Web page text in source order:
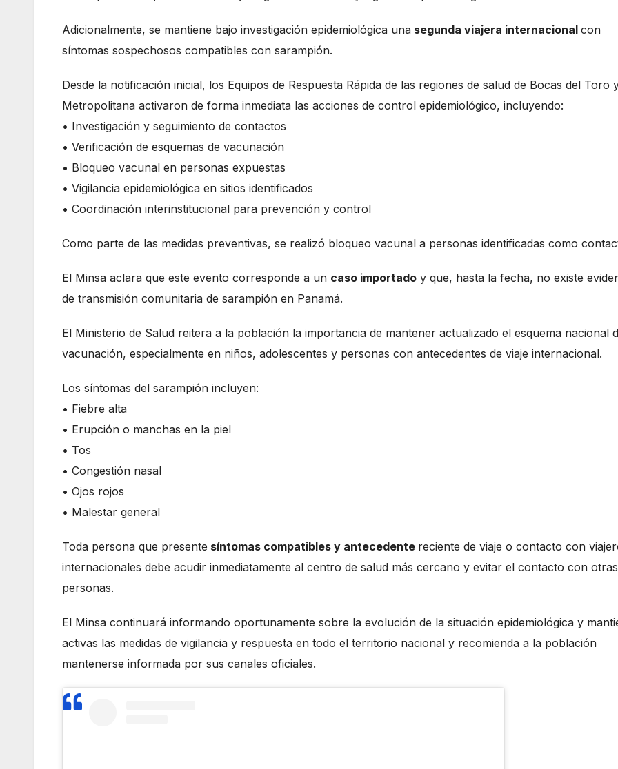
Adicionalmente, se mantiene bajo investigación epidemiológica una segunda viajera internacional con
síntomas sospechosos compatibles con sarampión.
Desde la notificación inicial, los Equipos de Respuesta Rápida de las regiones de salud de Bocas del Toro
Metropolitana activaron de forma inmediata las acciones de control epidemiológico, incluyendo:
• Investigación y seguimiento de contactos
• Verificación de esquemas de vacunación
• Bloqueo vacunal en personas expuestas
• Vigilancia epidemiológica en sitios identificados
• Coordinación interinstitucional para prevención y control
Como parte de las medidas preventivas, se realizó bloqueo vacunal a personas identificadas como
El Minsa aclara que este evento corresponde a un caso importado y que, hasta la fecha, no existe
de transmisión comunitaria de sarampión en Panamá.
El Ministerio de Salud reitera a la población la importancia de mantener actualizado el esquema nacional
vacunación, especialmente en niños, adolescentes y personas con antecedentes de viaje internacional.
Los síntomas del sarampión incluyen:
• Fiebre alta
• Erupción o manchas en la piel
• Tos
• Congestión nasal
• Ojos rojos
• Malestar general
Toda persona que presente síntomas compatibles y antecedente reciente de viaje o contacto con
internacionales debe acudir inmediatamente al centro de salud más cercano y evitar el contacto con otras
personas.
El Minsa continuará informando oportunamente sobre la evolución de la situación epidemiológica y
activas las medidas de vigilancia y respuesta en todo el territorio nacional y recomienda a la población
mantenerse informada por sus canales oficiales.